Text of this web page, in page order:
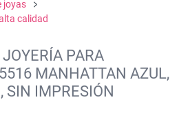
joyas
calidad
PARA
MANHATTAN AZUL,
IMPRESIÓN